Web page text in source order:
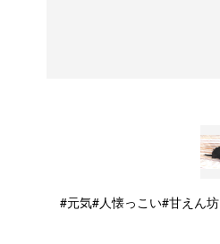
#元気#人懐っこい#甘えん坊